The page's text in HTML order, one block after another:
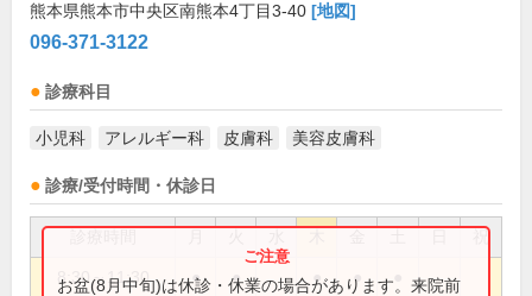
熊本県熊本市中央区南熊本4丁目3-40 [地図]
096-371-3122
診療科目
小児科 アレルギー科 皮膚科 美容皮膚科
診療/受付時間・休診日
祝
8:30～11:30 ● ● ● ●
お盆(8月中旬)は休診・休業の場合があります。来院前